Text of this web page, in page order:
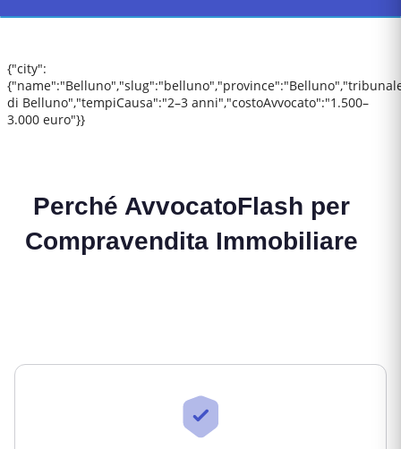
{"city":
di Belluno","tempiCausa":"2–3 anni","costoAvvocato":"1.500–
3.000 euro"}}
Perché AvvocatoFlash per
Compravendita Immobiliare